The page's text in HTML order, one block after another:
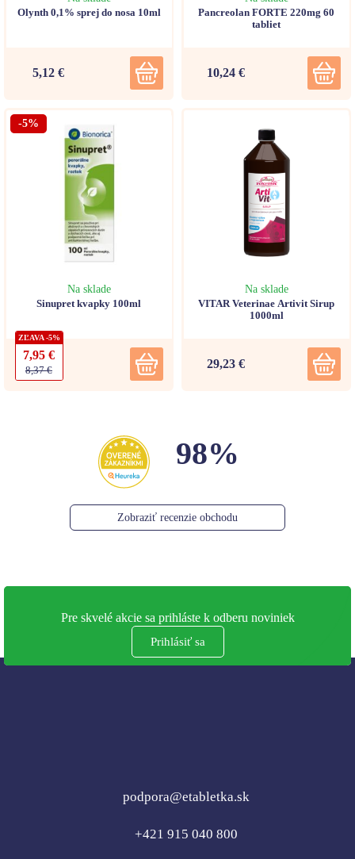
Olynth 0,1% sprej do nosa 10ml
5,12 €
Pancreolan FORTE 220mg 60
tabliet
10,24 €
-5%
Na sklade
Sinupret kvapky 100ml
ZĽAVA -5%
7,95 €
8,37 €
Na sklade
VITAR Veterinae Artivit Sirup
1000ml
29,23 €
98%
Zobraziť recenzie obchodu
Pre skvelé akcie sa prihláste k odberu noviniek
Prihlásiť sa
podpora@etabletka.sk
+421 915 040 800